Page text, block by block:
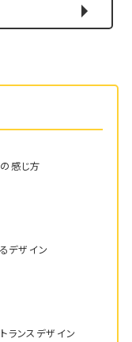
感じ方
デザイン
ランスデザイン